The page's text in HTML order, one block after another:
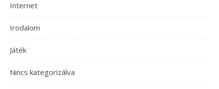
Internet
Irodalom
Játék
Nincs kategorizálva